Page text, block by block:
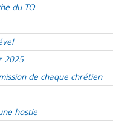
du TO
2025
de chaque chrétien
hostie